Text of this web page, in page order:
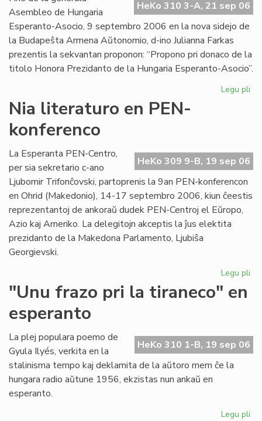
HeKo 310 3-A, 21 sep 06
Asembleo de Hungaria
Esperanto-Asocio, 9 septembro 2006 en la nova sidejo de
la Budapeŝta Armena Aŭtonomio, d-ino Julianna Farkas
prezentis la sekvantan proponon: “Propono pri donaco de la
titolo Honora Prezidanto de la Hungaria Esperanto-Asocio”.
Legu pli
Nia literaturo en PEN-
konferenco
HeKo 309 9-B, 19 sep 06
La Esperanta PEN-Centro,
per sia sekretario c-ano
Ljubomir Trifonĉovski, partoprenis la 9an PEN-konferencon
en Ohrid (Makedonio), 14-17 septembro 2006, kiun ĉeestis
reprezentantoj de ankoraŭ dudek PEN-Centroj el Eŭropo,
Azio kaj Ameriko. La delegitojn akceptis la ĵus elektita
prezidanto de la Makedona Parlamento, Ljubiŝa
Georgievski.
Legu pli
"Unu frazo pri la tiraneco" en
esperanto
HeKo 310 1-B, 19 sep 06
La plej populara poemo de
Gyula Ilyés, verkita en la
stalinisma tempo kaj deklamita de la aŭtoro mem ĉe la
hungara radio aŭtune 1956, ekzistas nun ankaŭ en
esperanto.
Legu pli